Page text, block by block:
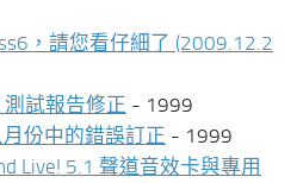
，請您看仔細了 (2009.12.2
測試報告修正 - 1999
份中的錯誤訂正 - 1999
Live! 5.1 聲道音效卡與專用